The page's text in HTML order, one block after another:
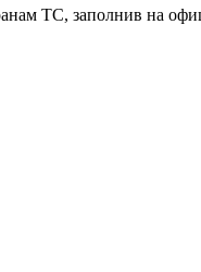
ТС, заполнив на